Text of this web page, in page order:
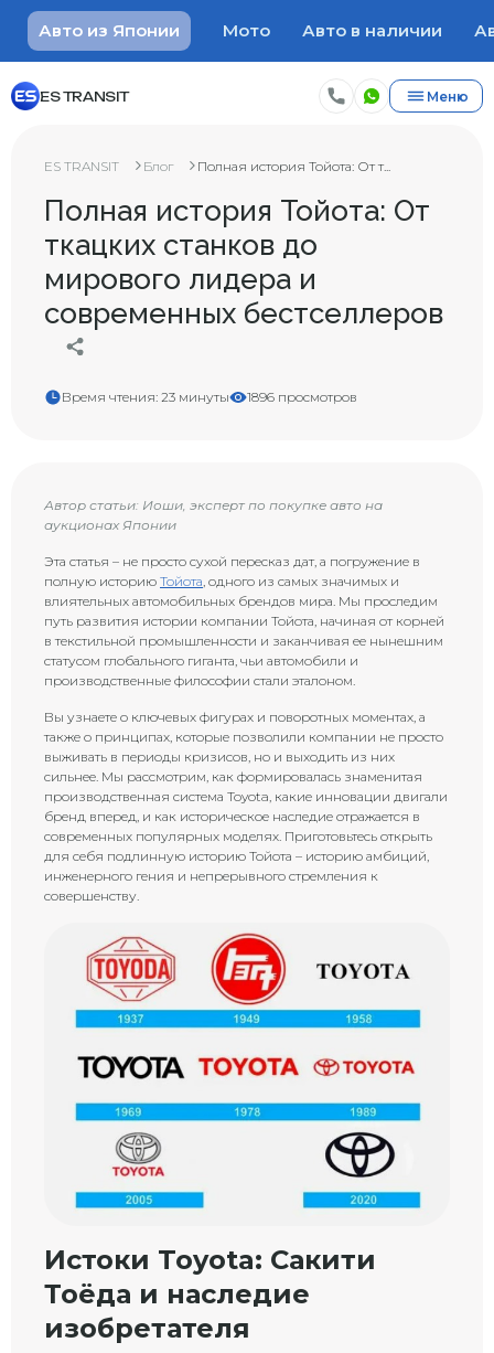
Авто из Японии Мото Авто в наличии
ES TRANSIT Меню
ES TRANSIT Блог Полная история Тойота: От т...
Полная история Тойота: От
ткацких станков до
мирового лидера и
современных бестселлеров
Время чтения: 23 минуты 1896 просмотров
Автор статьи: Иоши, эксперт по покупке авто на
аукционах Японии
Эта статья – не просто сухой пересказ дат, а погружение в
полную историю Тойота, одного из самых значимых и
влиятельных автомобильных брендов мира. Мы проследим
путь развития истории компании Тойота, начиная от корней
в текстильной промышленности и заканчивая ее нынешним
статусом глобального гиганта, чьи автомобили и
производственные философии стали эталоном.
Вы узнаете о ключевых фигурах и поворотных моментах, а
также о принципах, которые позволили компании не просто
выживать в периоды кризисов, но и выходить из них
сильнее. Мы рассмотрим, как формировалась знаменитая
производственная система Toyota, какие инновации двигали
бренд вперед, и как историческое наследие отражается в
современных популярных моделях. Приготовьтесь открыть
для себя подлинную историю Тойота – историю амбиций,
инженерного гения и непрерывного стремления к
совершенству.
Истоки Toyota: Сакити
Тоёда и наследие
изобретателя